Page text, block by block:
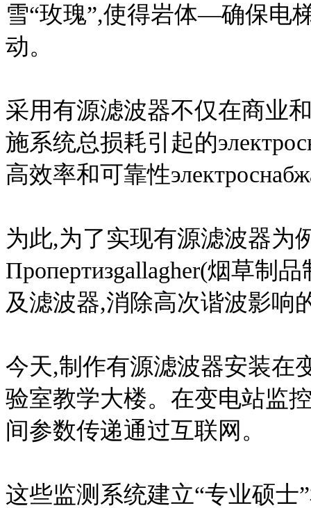
雪“玫瑰”,使得岩体—确保电
动。
采用有源滤波器不仅在商业
施系统总损耗引起的
高效率和可靠性
为此,为了实现有源滤波器为
Пропертизgallagher(烟草制
及滤波器,消除高次谐波影响
今天,制作有源滤波器安装在
验室教学大楼。在变电站监
间参数传递通过互联网。
这些监测系统建立“专业硕士